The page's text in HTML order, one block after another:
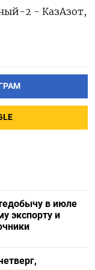
2 - КазАзот,
в июле
экспорту и